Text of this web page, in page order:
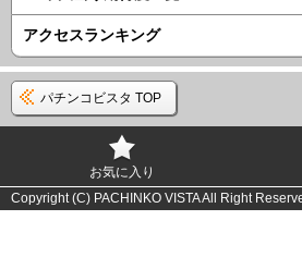
アクセスランキング
パチンコビスタ TOP
お気に入り
Copyright (C) PACHINKO VISTA All Right